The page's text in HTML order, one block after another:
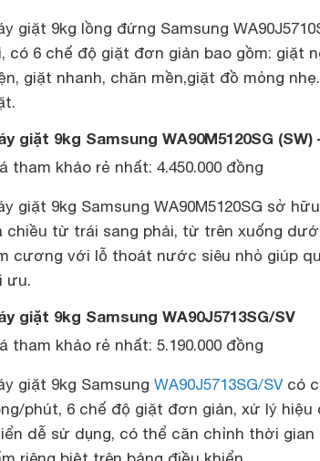
giặt 9kg lồng đứng Samsung
có 6 chế độ giặt đơn giản bao gồm: giặt
giặt nhanh, chăn mền,giặt đồ mỏng
giặt 9kg Samsung WA90M5120SG
tham khảo rẻ nhất: 4.450.000 đồng
giặt 9kg Samsung WA90M5120SG sở
chiều từ trái sang phải, từ trên xuống
cương với lỗ thoát nước siêu nhỏ giúp
ưu.
giặt 9kg Samsung WA90J5713SG/SV
tham khảo rẻ nhất: 5.190.000 đồng
giặt 9kg Samsung WA90J5713SG/SVcó
phút, 6 chế độ giặt đơn giản, xử lý hiệu
dễ sử dụng, có thể căn chỉnh thời